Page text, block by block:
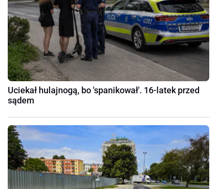
Uciekał hulajnogą, bo 'spanikował'. 16-latek przed
sądem